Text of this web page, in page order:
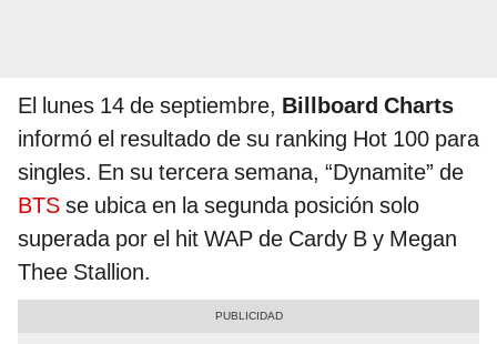
El lunes 14 de septiembre, Billboard Charts
informó el resultado de su ranking Hot 100 para
singles. En su tercera semana, “Dynamite” de
BTS se ubica en la segunda posición solo
superada por el hit WAP de Cardy B y Megan
Thee Stallion.